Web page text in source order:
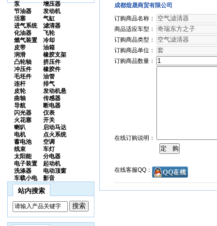
泵
增压器
节油器
发动机
活塞
气缸
进气系统
滤清器
化油器
飞轮
燃气装置
冷却
皮带
油箱
润滑
橡胶支架
凸轮轴
挤压件
冲压件
橡胶件
毛坯件
油管
连杆
排气
皮轮
发动机悬
曲轴
传感器
导航
断电器
闪光器
仪表
火花塞
开关
喇叭
启动马达
电机
点火系统
蓄电池
空调
线束
车灯
太阳能
分电器
电子装置
起动机
洗涤器
电动顶窗
车载小电
影音
站内搜索
成都煊晟商贸有限公司
订购商品名称：
商品适应车型：
订购商品类型：
订购商品单位：
订购商品数量：
在线订购说明：
在线客服QQ：